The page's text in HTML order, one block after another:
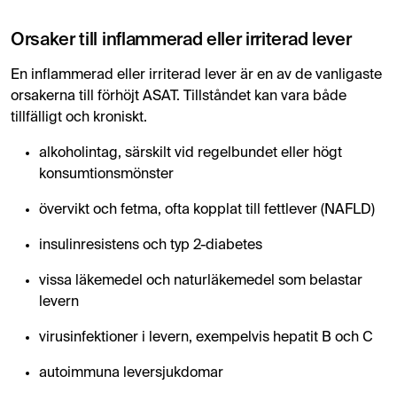
Orsaker till inflammerad eller irriterad lever
En inflammerad eller irriterad lever är en av de vanligaste
orsakerna till förhöjt ASAT. Tillståndet kan vara både
tillfälligt och kroniskt.
alkoholintag, särskilt vid regelbundet eller högt
konsumtionsmönster
övervikt och fetma, ofta kopplat till fettlever (NAFLD)
insulinresistens och typ 2-diabetes
vissa läkemedel och naturläkemedel som belastar
levern
virusinfektioner i levern, exempelvis hepatit B och C
autoimmuna leversjukdomar